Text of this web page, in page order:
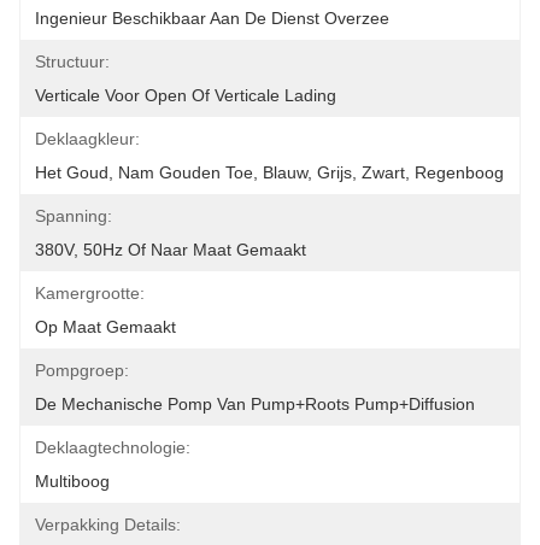
Ingenieur Beschikbaar Aan De Dienst Overzee
Structuur:
Verticale Voor Open Of Verticale Lading
Deklaagkleur:
Het Goud, Nam Gouden Toe, Blauw, Grijs, Zwart, Regenboog
Spanning:
380V, 50Hz Of Naar Maat Gemaakt
Kamergrootte:
Op Maat Gemaakt
Pompgroep:
De Mechanische Pomp Van Pump+Roots Pump+Diffusion
Deklaagtechnologie:
Multiboog
Verpakking Details: